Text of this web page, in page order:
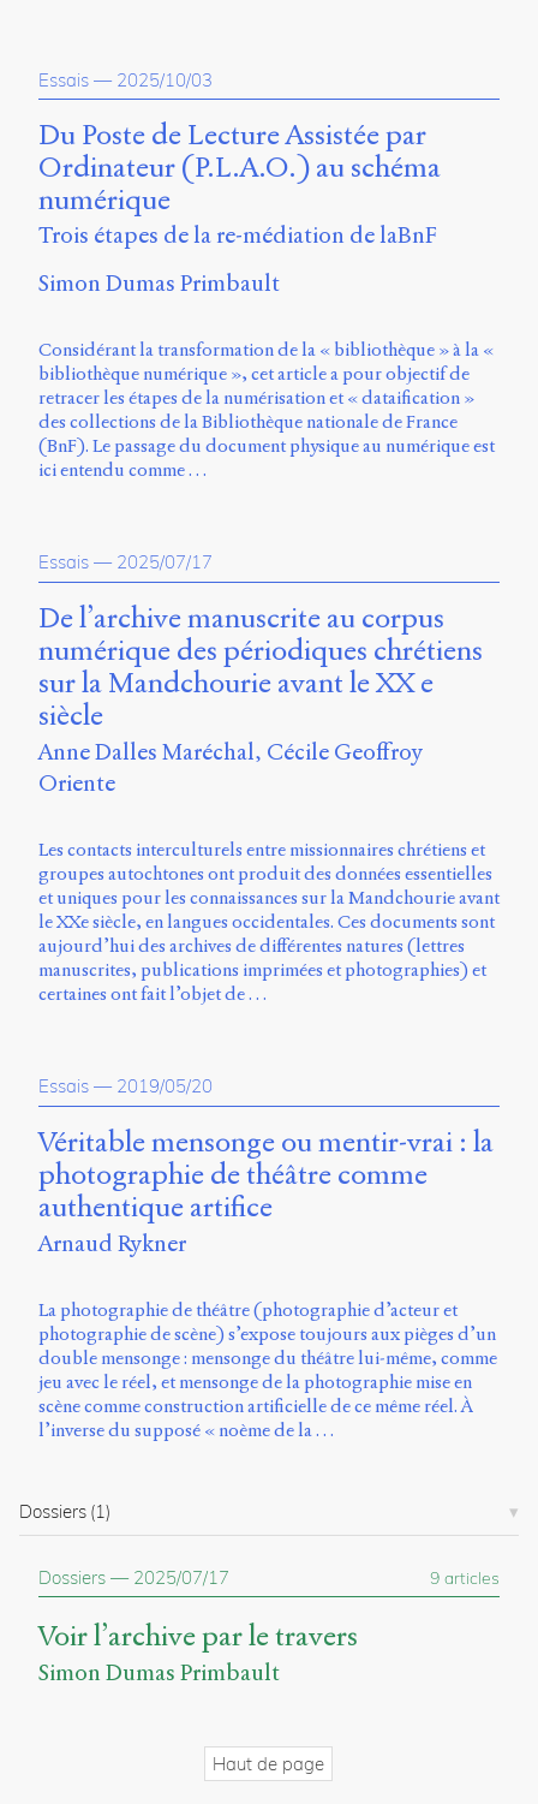
Essais — 2025/10/03
Du Poste de Lecture Assistée par
Ordinateur (P.L.A.O.) au schéma
numérique
Trois étapes de la re-médiation de laBnF
Simon Dumas Primbault
Considérant la transformation de la « bibliothèque » à la «
bibliothèque numérique », cet article a pour objectif de
retracer les étapes de la numérisation et « dataification »
des collections de la Bibliothèque nationale de France
(BnF). Le passage du document physique au numérique est
ici entendu comme …
Essais — 2025/07/17
De l’archive manuscrite au corpus
numérique des périodiques chrétiens
sur la Mandchourie avant le XX e
siècle
Anne Dalles Maréchal Cécile Geoffroy
Oriente
Les contacts interculturels entre missionnaires chrétiens et
groupes autochtones ont produit des données essentielles
et uniques pour les connaissances sur la Mandchourie avant
le XXe siècle, en langues occidentales. Ces documents sont
aujourd’hui des archives de différentes natures (lettres
manuscrites, publications imprimées et photographies) et
certaines ont fait l’objet de …
Essais — 2019/05/20
Véritable mensonge ou mentir-vrai : la
photographie de théâtre comme
authentique artifice
Arnaud Rykner
La photographie de théâtre (photographie d’acteur et
photographie de scène) s’expose toujours aux pièges d’un
double mensonge : mensonge du théâtre lui-même, comme
jeu avec le réel, et mensonge de la photographie mise en
scène comme construction artificielle de ce même réel. À
l’inverse du supposé « noème de la …
Dossiers (1)
Dossiers — 2025/07/17 9 articles
Voir l’archive par le travers
Simon Dumas Primbault
Haut de page